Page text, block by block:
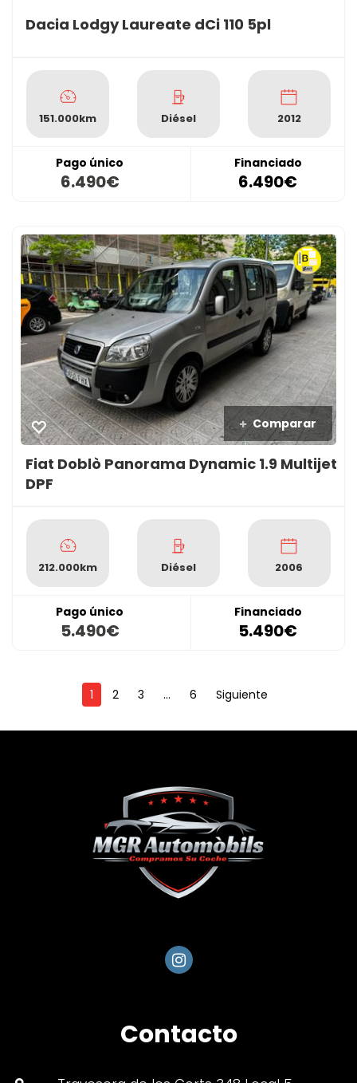
Dacia Lodgy Laureate dCi 110 5pl
151.000km Diésel 2012
Pago único
6.490€
Financiado
6.490€
Comparar
Fiat Doblò Panorama Dynamic 1.9 Multijet
DPF
212.000km Diésel 2006
Pago único
5.490€
Financiado
5.490€
1 2 3 ... 6 Siguiente
Contacto